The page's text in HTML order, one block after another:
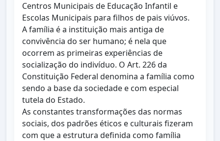
Centros Municipais de Educação Infantil e
Escolas Municipais para filhos de pais viúvos.
A família é a instituição mais antiga de
convivência do ser humano; é nela que
ocorrem as primeiras experiências de
socialização do indivíduo. O Art. 226 da
Constituição Federal denomina a família como
sendo a base da sociedade e com especial
tutela do Estado.
As constantes transformações das normas
sociais, dos padrões éticos e culturais fizeram
com que a estrutura definida como família